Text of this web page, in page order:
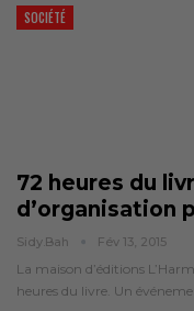
SOCIÉTÉ
72 heures du
d’organisation
Sidy.bah Fév 13, 2015
La maison d’éditions
heures du livre. Un